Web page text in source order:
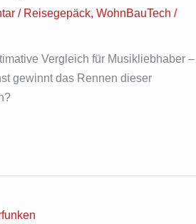
/ Reisegepäck, WohnBauTech /
Vergleich für Musikliebhaber –
gewinnt das Rennen dieser